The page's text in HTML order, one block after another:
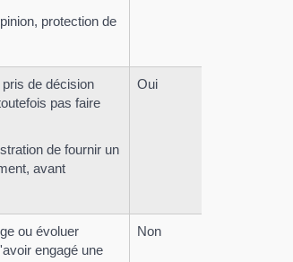
protection de
de décision
pas faire
de fournir un
avant
Oui
ou évoluer
engagé une
Non